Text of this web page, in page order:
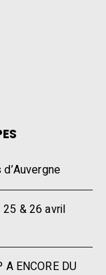
& 26 avril
ENCORE DU